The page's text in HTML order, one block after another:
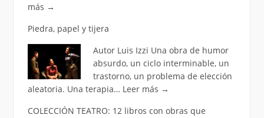
más →
Piedra, papel y tijera
Autor Luis Izzi Una obra de humor
absurdo, un ciclo interminable, un
trastorno, un problema de elección
aleatoria. Una terapia… Leer más →
COLECCIÓN TEATRO: 12 libros con obras que